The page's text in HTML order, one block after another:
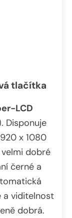
tlačítka
LCD
Disponuje
x 1080
dobré
černé a
a viditelnost
dobrá.